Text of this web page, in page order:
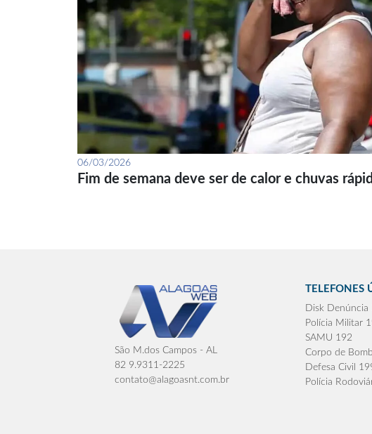
06/03/2026
Fim de semana deve ser de calor e chuvas
São M.dos Campos - AL
82 9.9311-2225
contato@alagoasnt.com.br
TELEFONES
Disk Denúncia
Polícia Militar
SAMU 192
Corpo de
Defesa Civil
Polícia